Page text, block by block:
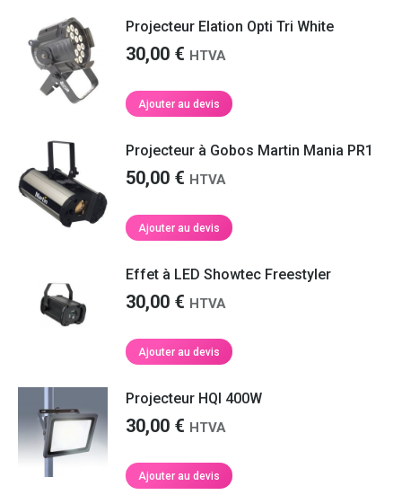
Projecteur Elation Opti Tri White
30,00 € HTVA
Ajouter au devis
Projecteur à Gobos Martin Mania PR1
50,00 € HTVA
Ajouter au devis
Effet à LED Showtec Freestyler
30,00 € HTVA
Ajouter au devis
Projecteur HQI 400W
30,00 € HTVA
Ajouter au devis